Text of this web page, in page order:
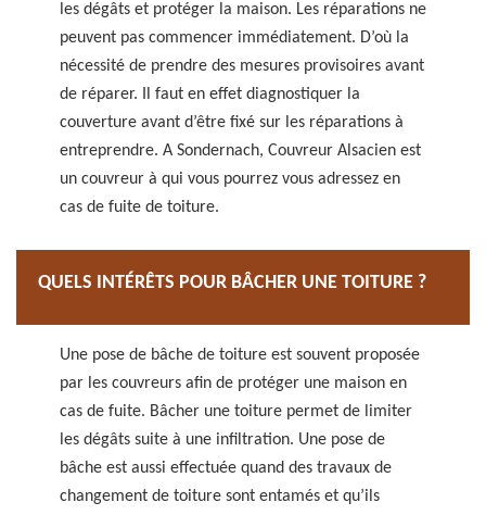
les dégâts et protéger la maison. Les réparations ne
peuvent pas commencer immédiatement. D’où la
nécessité de prendre des mesures provisoires avant
de réparer. Il faut en effet diagnostiquer la
couverture avant d’être fixé sur les réparations à
entreprendre. A Sondernach, Couvreur Alsacien est
un couvreur à qui vous pourrez vous adressez en
cas de fuite de toiture.
QUELS INTÉRÊTS POUR BÂCHER UNE TOITURE ?
Une pose de bâche de toiture est souvent proposée
par les couvreurs afin de protéger une maison en
cas de fuite. Bâcher une toiture permet de limiter
les dégâts suite à une infiltration. Une pose de
bâche est aussi effectuée quand des travaux de
changement de toiture sont entamés et qu’ils